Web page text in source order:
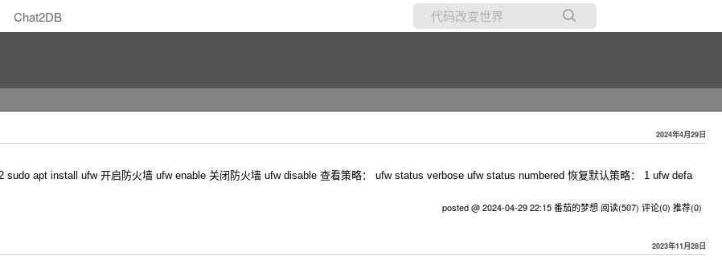
Chat2DB
2024年4月29日
sudo apt install ufw 开启防火墙 ufw enable 关闭防火墙 ufw disable 查看策略： ufw status verbose ufw status numbered 恢复默认策略： 1 ufw defa
posted @ 2024-04-29 22:15 番茄的梦想 阅读(507) 评论(0) 推荐(0)
2023年11月28日